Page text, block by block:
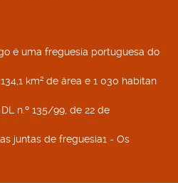
é uma freguesia portuguesa do
km² de área e 1 030 habitan
n.º 135/99, de 22 de
juntas de freguesia1 - Os